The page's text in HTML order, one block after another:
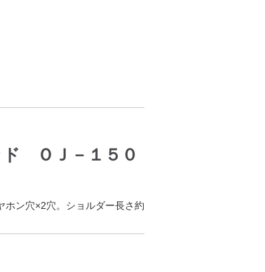
ＯＪ－１５０
ホン穴×2穴。ショルダー長さ約